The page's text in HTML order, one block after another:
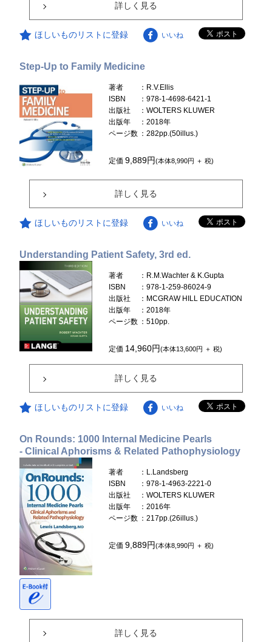
詳しく見る
ほしいものリストに登録 いいね
Step-Up to Family Medicine
著者
：R.V.Ellis
ISBN
：978-1-4698-6421-1
出版社
：WOLTERS KLUWER
出版年
：2018年
ページ数 ：282pp.(50illus.)
定価9,889円(本体8,990円 ＋ 税)
詳しく見る
ほしいものリストに登録 いいね
Understanding Patient Safety, 3rd ed.
著者
：R.M.Wachter & K.Gupta
ISBN
：978-1-259-86024-9
出版社
：MCGRAW HILL EDUCATION
出版年
：2018年
ページ数 ：510pp.
定価 14,960円(本体13,600円 ＋ 税)
詳しく見る
ほしいものリストに登録 いいね
On Rounds: 1000 Internal Medicine Pearls
- Clinical Aphorisms & Related Pathophysiology
著者
：L.Landsberg
ISBN
：978-1-4963-2221-0
出版社
：WOLTERS KLUWER
出版年
：2016年
ページ数 ：217pp.(26illus.)
定価9,889円(本体8,990円 ＋ 税)
詳しく見る